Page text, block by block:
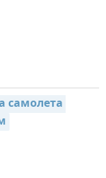
самолета